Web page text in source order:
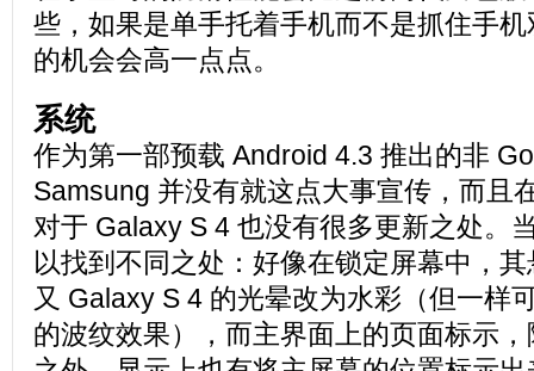
些，如果是单手托着手机而不是抓住手
的机会会高一点点。
系统
作为第一部预载 Android 4.3 推出的非
Samsung 并没有就这点大事宣传，而且
对于 Galaxy S 4 也没有很多更新之处。
以找到不同之处：好像在锁定屏幕中，
又 Galaxy S 4 的光晕改为水彩（但一样
的波纹效果），而主界面上的页面标示